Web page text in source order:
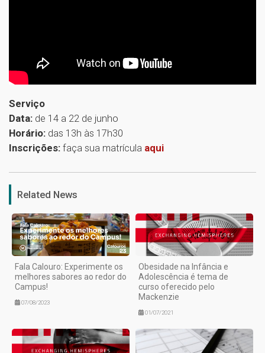
Serviço
Data: de 14 a 22 de junho
Horário: das 13h às 17h30
Inscrições: faça sua matrícula aqui
1
Related News
Fala Calouro: Experimente os
melhores sabores ao redor do
Campus!
07/08/2023
Obesidade na Infância e
Adolescência é tema de
curso oferecido pelo
Mackenzie
01/07/2021